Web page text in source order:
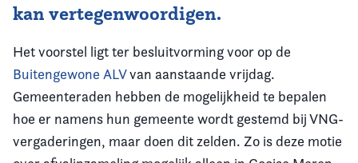
kan vertegenwoordigen.
Het voorstel ligt ter besluitvorming voor op de
Buitengewone ALVvan aanstaande vrijdag.
Gemeenteraden hebben de mogelijkheid te bepalen
hoe er namens hun gemeente wordt gestemd bij VNG-
vergaderingen, maar doen dit zelden. Zo is deze motie